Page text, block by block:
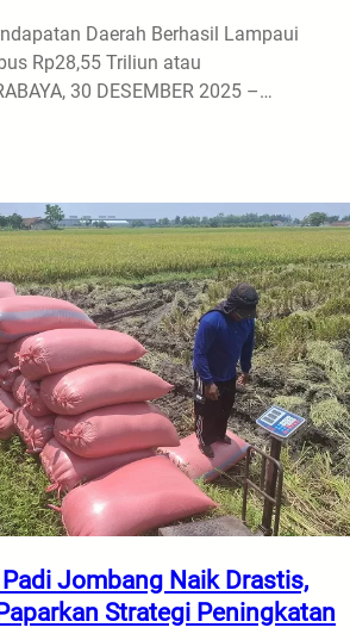
Daerah Berhasil Lampaui
Rp28,55 Triliun atau
30 DESEMBER 2025 –…
Jombang Naik Drastis,
Strategi Peningkatan